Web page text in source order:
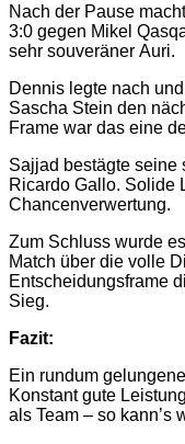
Nach der Pause
3:0 gegen Mikel
sehr souveräner Auri.
Dennis legte nach
Sascha Stein den
Frame war das eine
Sajjad bestägte seine
Ricardo Gallo. Solide
Chancenverwertung.
Zum Schluss wurde
Match über die volle
Entscheidungsframe
Sieg.
Fazit:
Ein rundum
Konstant gute
als Team – so kann’s